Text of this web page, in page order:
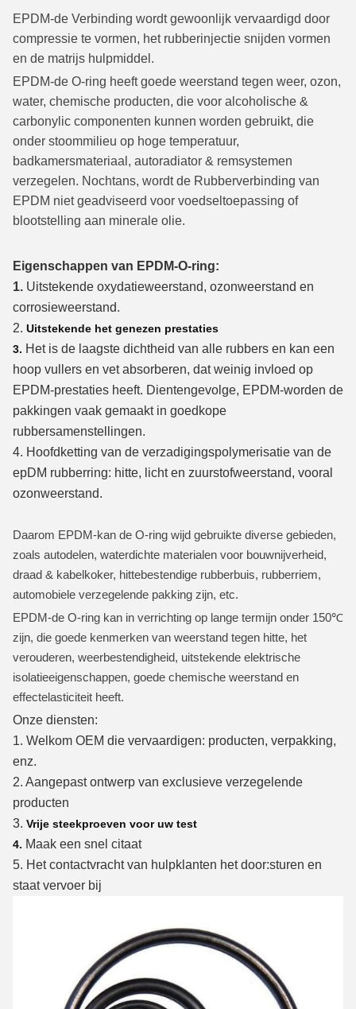
EPDM-de Verbinding wordt gewoonlijk vervaardigd door
compressie te vormen, het rubberinjectie snijden vormen
en de matrijs hulpmiddel.
EPDM-de O-ring heeft goede weerstand tegen weer, ozon,
water, chemische producten, die voor alcoholische &
carbonylic componenten kunnen worden gebruikt, die
onder stoommilieu op hoge temperatuur,
badkamersmateriaal, autoradiator & remsystemen
verzegelen. Nochtans, wordt de Rubberverbinding van
EPDM niet geadviseerd voor voedseltoepassing of
blootstelling aan minerale olie.
Eigenschappen van EPDM-O-ring:
1. Uitstekende oxydatieweerstand, ozonweerstand en
corrosieweerstand.
2. Uitstekende het genezen prestaties
3. Het is de laagste dichtheid van alle rubbers en kan een
hoop vullers en vet absorberen, dat weinig invloed op
EPDM-prestaties heeft. Dientengevolge, EPDM-worden de
pakkingen vaak gemaakt in goedkope
rubbersamenstellingen.
4. Hoofdketting van de verzadigingspolymerisatie van de
epDM rubberring: hitte, licht en zuurstofweerstand, vooral
ozonweerstand.
Daarom EPDM-kan de O-ring wijd gebruikte diverse gebieden,
zoals autodelen, waterdichte materialen voor bouwnijverheid,
draad & kabelkoker, hittebestendige rubberbuis, rubberriem,
automobiele verzegelende pakking zijn, etc.
EPDM-de O-ring kan in verrichting op lange termijn onder 150℃
zijn, die goede kenmerken van weerstand tegen hitte, het
verouderen, weerbestendigheid, uitstekende elektrische
isolatieeigenschappen, goede chemische weerstand en
effectelasticiteit heeft.
Onze diensten:
1. Welkom OEM die vervaardigen: producten, verpakking,
enz.
2. Aangepast ontwerp van exclusieve verzegelende
producten
3. Vrije steekproeven voor uw test
4. Maak een snel citaat
5. Het contactvracht van hulpklanten het door:sturen en
staat vervoer bij